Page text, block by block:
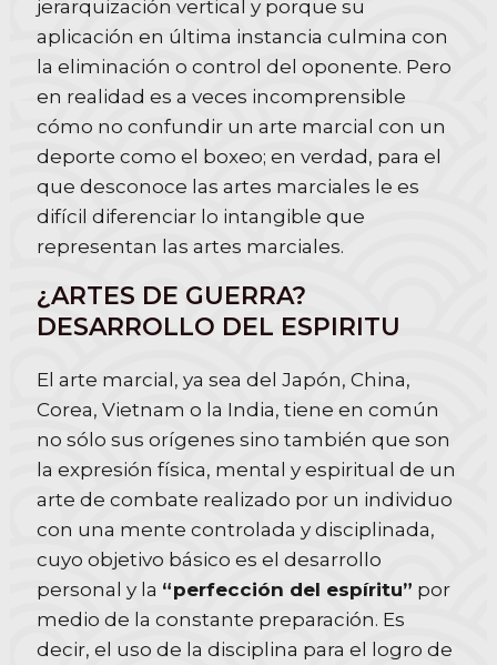
jerarquización vertical y porque su
aplicación en última instancia culmina con
la eliminación o control del oponente. Pero
en realidad es a veces incomprensible
cómo no confundir un arte marcial con un
deporte como el boxeo; en verdad, para el
que desconoce las artes marciales le es
difícil diferenciar lo intangible que
representan las artes marciales.
¿ARTES DE GUERRA?
DESARROLLO DEL ESPIRITU
El arte marcial, ya sea del Japón, China,
Corea, Vietnam o la India, tiene en común
no sólo sus orígenes sino también que son
la expresión física, mental y espiritual de un
arte de combate realizado por un individuo
con una mente controlada y disciplinada,
cuyo objetivo básico es el desarrollo
personal y la “perfección del espíritu” por
medio de la constante preparación. Es
decir, el uso de la disciplina para el logro de